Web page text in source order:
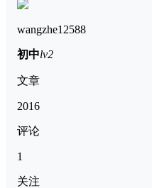
wangzhe12588
初中lv2
文章
2016
评论
1
关注